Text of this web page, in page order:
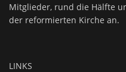
Mitglieder, rund die Hälfte
der reformierten Kirche an.
LINKS